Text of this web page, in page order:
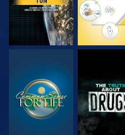
ANSEHEN ANSEHEN